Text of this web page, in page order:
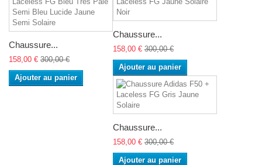
Chaussure...
158,00 € 300,00 €
Ajouter au panier
Chaussure...
158,00 € 300,00 €
Ajouter au panier
Chaussure...
158,00 € 300,00 €
Ajouter au panier